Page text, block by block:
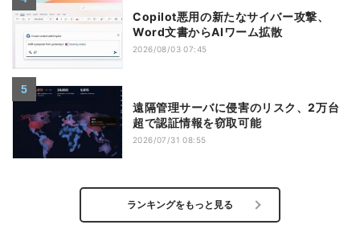
Copilot悪用の新たなサイバー攻撃、
Word文書からAIワーム拡散
2026/08/03 07:45
遠隔管理サーバに侵害のリスク、2万台
超で認証情報を窃取可能
2026/07/31 08:55
ランキングをもっと見る